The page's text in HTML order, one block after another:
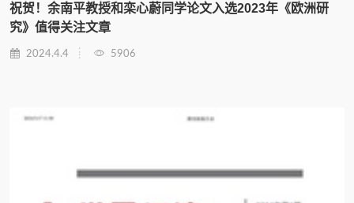
祝贺！余南平教授和栾心蔚同学论文入选2023年《欧洲研
究》值得关注文章
2024.4.4 5906